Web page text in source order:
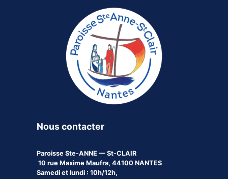
Nous contacter
Paroisse Ste-ANNE — St-CLAIR
10 rue Maxime Maufra, 44100 NANTES
Samedi et lundi : 10h/12h,